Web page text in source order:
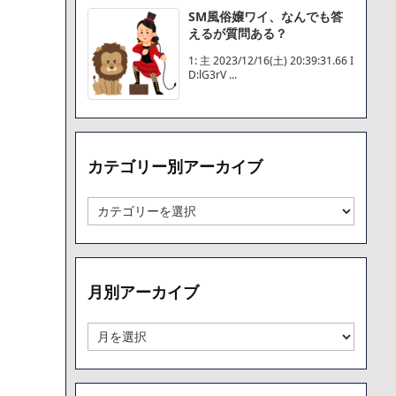
SM風俗嬢ワイ、なんでも答
えるが質問ある？
1: 主 2023/12/16(土) 20:39:31.66 I
D:lG3rV ...
カテゴリー別アーカイブ
テ
ゴ
リ
別
ー
カ
ブ
月別アーカイブ
別
ア
ー